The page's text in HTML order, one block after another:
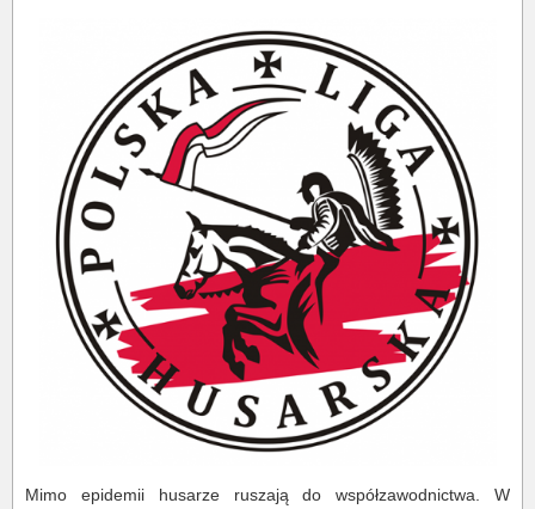
Mimo epidemii husarze ruszają do współzawodnictwa. W